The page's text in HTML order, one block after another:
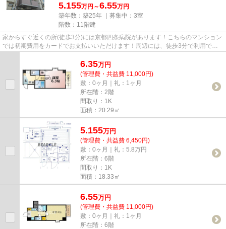
5.155万円～6.55万円
築年数：築25年 ｜募集中： 3室
階数：11階建
家からすぐ近くの所(徒歩3分)には京都四条病院があります！こちらのマンション
では初期費用をカードでお支払いいただけます！周辺には、徒歩3分で利用でき
6.35万円
(管理費・共益費 11,000円)
敷：0ヶ月｜礼：1ヶ月
所在階：2階
間取り：1K
面積：20.29㎡
5.155万円
(管理費・共益費 6,450円)
敷：0ヶ月｜礼：5.8万円
所在階：6階
間取り：1K
面積：18.33㎡
6.55万円
(管理費・共益費 11,000円)
敷：0ヶ月｜礼：1ヶ月
所在階：6階